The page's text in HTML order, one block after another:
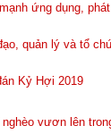
ứng dụng,
quản lý và tổ
Kỷ Hợi 2019
vươn lên